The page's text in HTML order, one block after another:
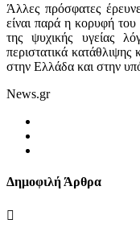
Άλλες πρόσφατες
είναι παρά η κορυφή
της ψυχικής υγείας
περιστατικά
στην Ελλάδα και στην
News.gr
Δημοφιλή Άρθρα